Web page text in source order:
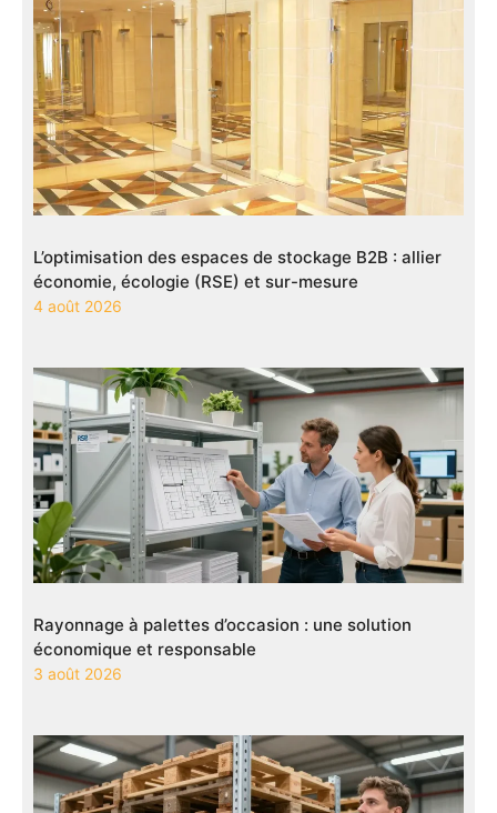
L’optimisation des espaces de stockage B2B : allier
économie, écologie (RSE) et sur-mesure
4 août 2026
Rayonnage à palettes d’occasion : une solution
économique et responsable
3 août 2026